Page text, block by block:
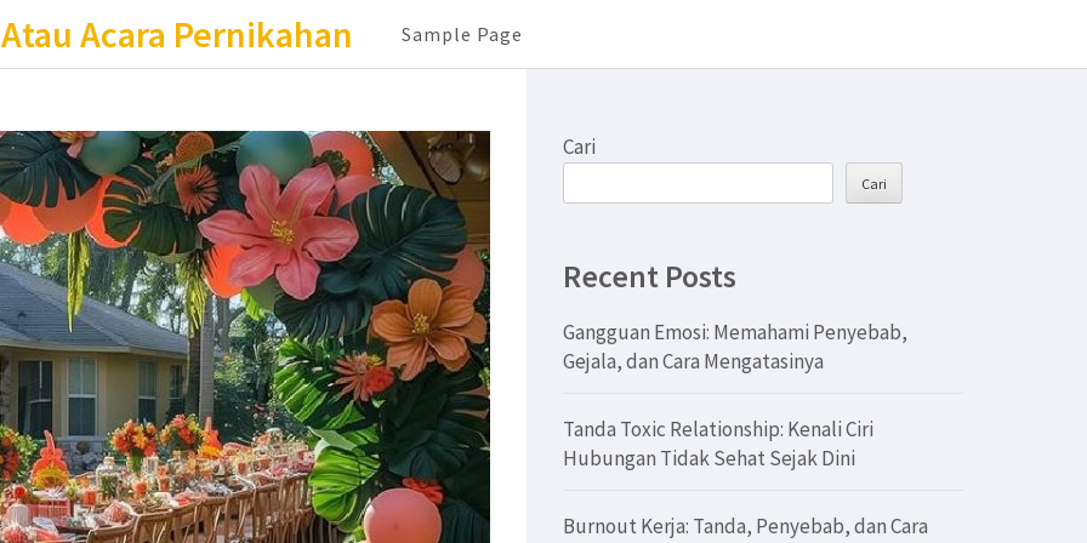
Acara Pernikahan Sample Page
Cari
Cari
Recent Posts
Gangguan Emosi: Memahami Penyebab,
Gejala, dan Cara Mengatasinya
Tanda Toxic Relationship: Kenali Ciri
Hubungan Tidak Sehat Sejak Dini
Burnout Kerja: Tanda, Penyebab, dan Cara